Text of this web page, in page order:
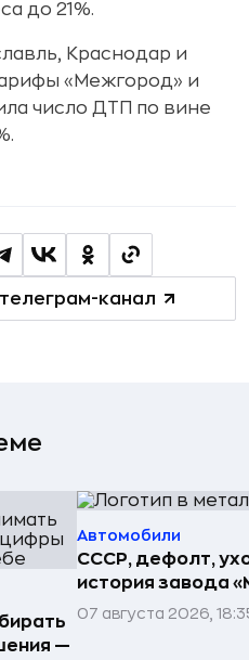
до 21%.
Краснодар и
«Межгород» и
число ДТП по вине
канал
—
Автомобили
СССР, дефолт,
история завода
07 августа 2026,